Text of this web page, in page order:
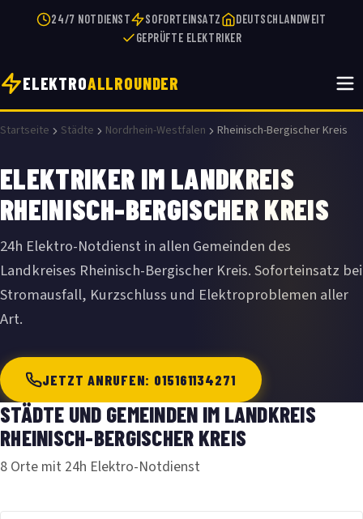
24/7 NOTDIENST SOFORTEINSATZ
DEUTSCHLANDWEIT
GEPRÜFTE ELEKTRIKER
ELEKTROALLROUNDER
Startseite Städte Nordrhein-Westfalen Rheinisch-Bergischer Kreis
ELEKTRIKER IM LANDKREIS
RHEINISCH-BERGISCHER KREIS
24h Elektro-Notdienst in allen Gemeinden des
Landkreises Rheinisch-Bergischer Kreis. Soforteinsatz bei
Stromausfall, Kurzschluss und Elektroproblemen aller
Art.
JETZT ANRUFEN: 015161134271
STÄDTE UND GEMEINDEN IM LANDKREIS
RHEINISCH-BERGISCHER KREIS
8 Orte mit 24h Elektro-Notdienst